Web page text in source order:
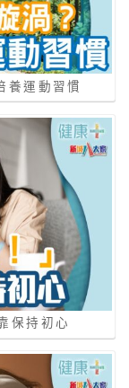
養運動習慣
保持初心